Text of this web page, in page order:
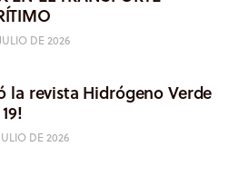
DE 2026
la revista Hidrógeno Verde
DE 2026